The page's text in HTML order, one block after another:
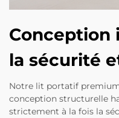
Conception
la sécurité
Notre lit portatif
conception structurelle
strictement à la fois la